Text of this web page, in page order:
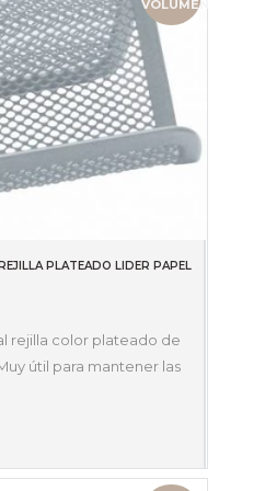
VOLUMEN
PLATEADO LIDER PAPEL
rejilla color plateado de
útil para mantener las